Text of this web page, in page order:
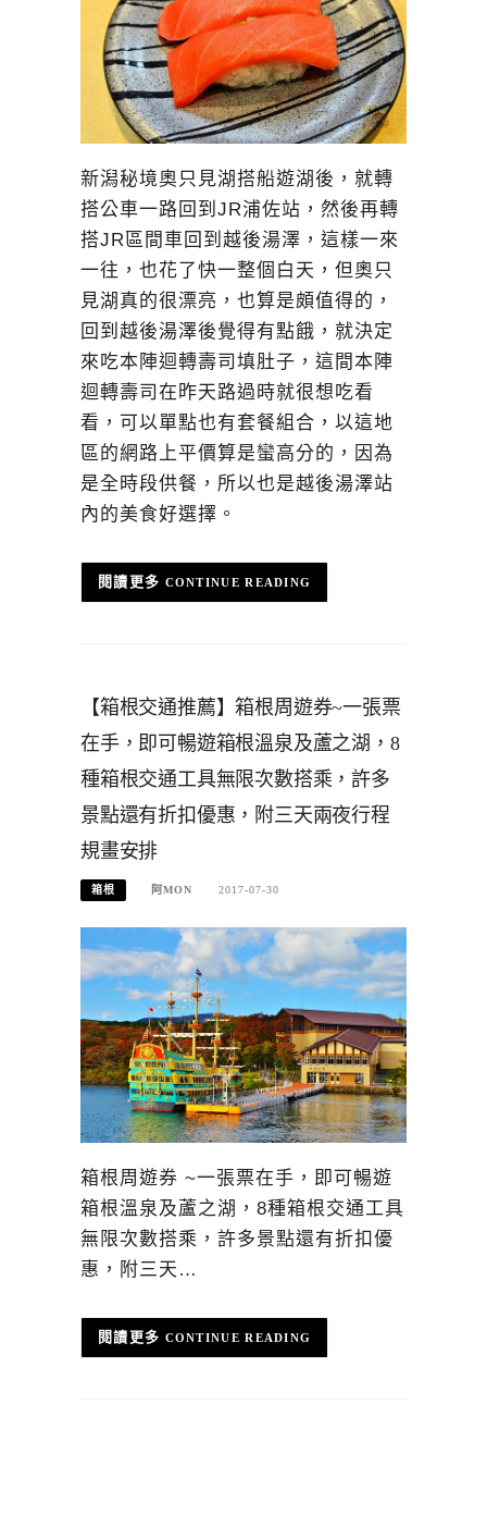
新潟秘境奧只見湖搭船遊湖後，就轉
搭公車一路回到JR浦佐站，然後再轉
搭JR區間車回到越後湯澤，這樣一來
一往，也花了快一整個白天，但奧只
見湖真的很漂亮，也算是頗值得的，
回到越後湯澤後覺得有點餓，就決定
來吃本陣迴轉壽司填肚子，這間本陣
迴轉壽司在昨天路過時就很想吃看
看，可以單點也有套餐組合，以這地
區的網路上平價算是蠻高分的，因為
是全時段供餐，所以也是越後湯澤站
內的美食好選擇。
CONTINUE READING
【箱根交通推薦】箱根周遊券~一張票
在手，即可暢遊箱根溫泉及蘆之湖，8
種箱根交通工具無限次數搭乘，許多
景點還有折扣優惠，附三天兩夜行程
規畫安排
箱根 阿MON 2017-07-30
箱根周遊券 ~一張票在手，即可暢遊
箱根溫泉及蘆之湖，8種箱根交通工具
無限次數搭乘，許多景點還有折扣優
惠，附三天…
CONTINUE READING